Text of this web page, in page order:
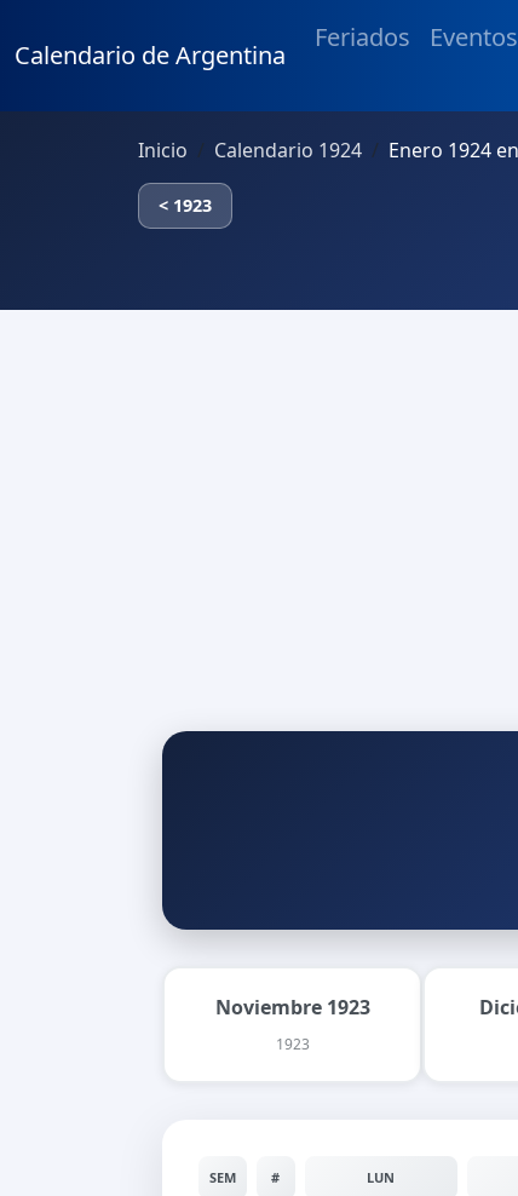
Calendario de Argentina
Feriados Eventos
Inicio Calendario 1924 Enero 1924
< 1923
Noviembre 1923
1923
SEM # LUN